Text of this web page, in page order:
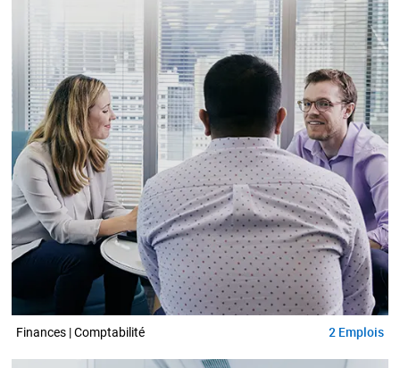
Finances | Comptabilité 2 Emplois